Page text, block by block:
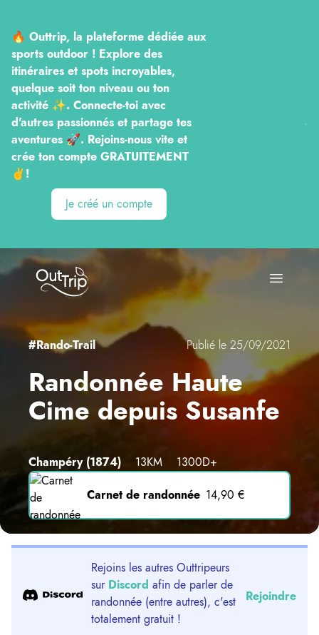
🔥 Outtrip, la plateforme dédiée aux
sports outdoor ! Explore des
itinéraires et spots incroyables,
quelque soit ton niveau ou ton
activité ✨. Connecte-toi avec
d'autres passionnés et partage tes
aventures 🚀. Rejoins-nous vite et
crée ton compte GRATUITEMENT
✌️!
Je créé un compte
Outtrip
Open
#Rando-Trail Publié le 25/09/2021
Randonnée Haute
Cime depuis Susanfe
Champéry (1874) 13KM
1300D+
Carnet de randonnée 14,90 €
Rejoins les autres Outtripeurs
sur Discord afin de parler de
randonnée (entre autres), c'est
totalement gratuit !
Rejoindre